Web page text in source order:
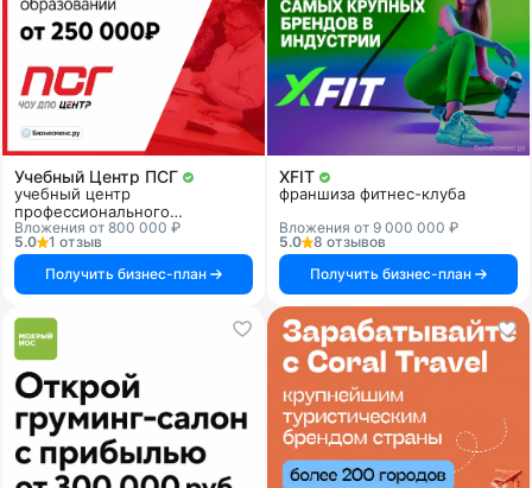
Учебный Центр ПСГ
учебный центр
профессионального
образования
Вложения от 800 000 ₽
5.0
1 отзыв
Получить бизнес-план
XFIT
франшиза фитнес-клуба
Вложения от 9 000 000 ₽
5.0
8 отзывов
Получить бизнес-план